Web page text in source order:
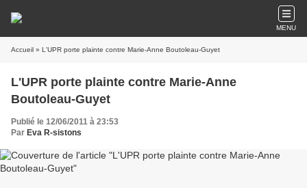
MENU
Accueil » L'UPR porte plainte contre Marie-Anne Boutoleau-Guyet
L'UPR porte plainte contre Marie-Anne
Boutoleau-Guyet
Publié le 12/06/2011 à 23:53
Par Eva R-sistons